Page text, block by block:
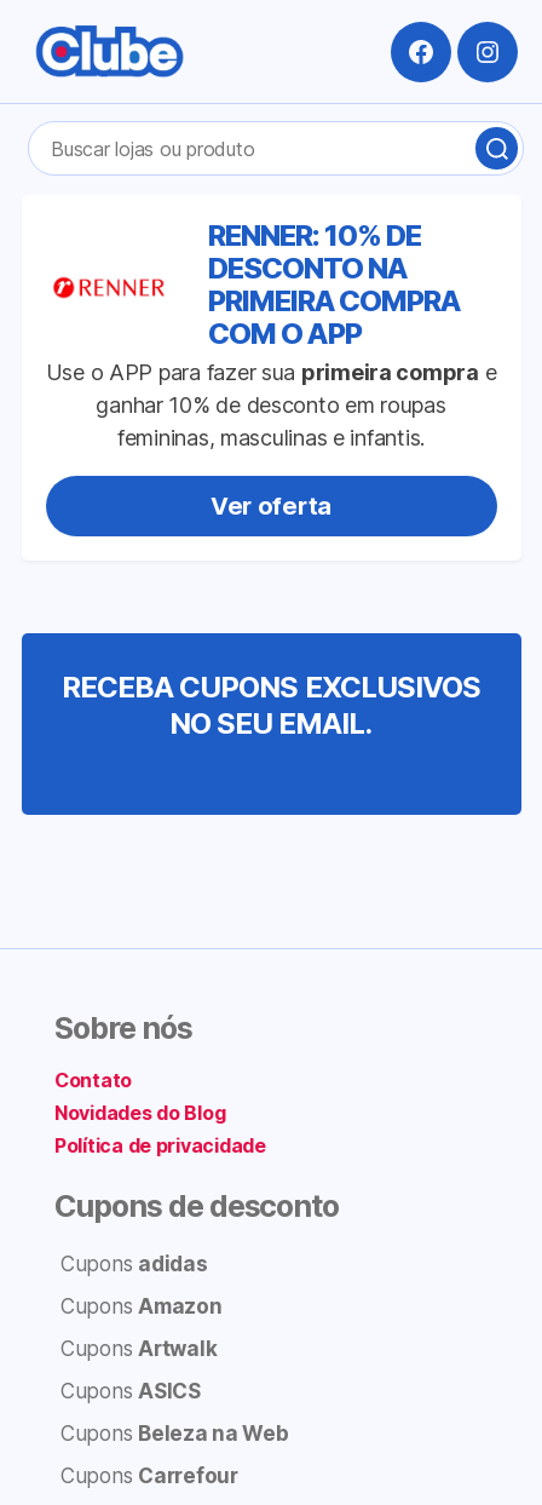
Pesquisar
por:
Facebook
RENNER: 10% DE
DESCONTO NA
PRIMEIRA COMPRA
COM O APP
Use o APP para fazer sua primeira compra e
ganhar 10% de desconto em roupas
femininas, masculinas e infantis.
Ver oferta
RECEBA CUPONS EXCLUSIVOS
NO SEU EMAIL.
Sobre nós
Contato
Novidades do Blog
Política de privacidade
Cupons de desconto
Cupons adidas
CuponsAmazon
CuponsArtwalk
CuponsASICS
Cupons Beleza na Web
Cupons Carrefour